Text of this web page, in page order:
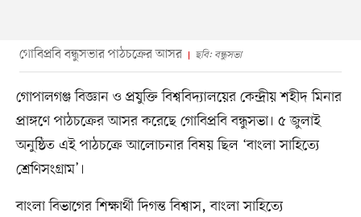
গোবিপ্রবি বন্ধুসভার পাঠচক্রের আসর ছবি: বন্ধুসভা
গোপালগঞ্জ বিজ্ঞান ও প্রযুক্তি বিশ্ববিদ্যালয়ের কেন্দ্রীয় শহীদ মিনার
প্রাঙ্গণে পাঠচক্রের আসর করেছে গোবিপ্রবি বন্ধুসভা। ৫ জুলাই
অনুষ্ঠিত এই পাঠচক্রে আলোচনার বিষয় ছিল ‘বাংলা সাহিত্যে
শ্রেণিসংগ্রাম’।
বাংলা বিভাগের শিক্ষার্থী দিগন্ত বিশ্বাস, বাংলা সাহিত্যে